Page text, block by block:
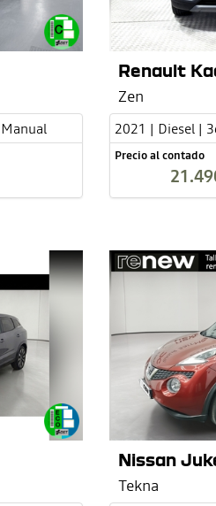
Renault
Zen
2021 | Diesel |
Precio al contado
Nissan
Tekna